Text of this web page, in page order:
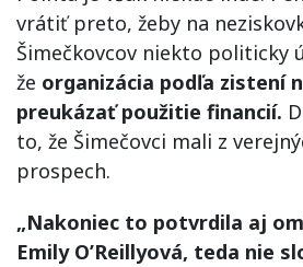
vrátiť preto, žeby na
Šimečkovcov niekto politicky
že organizácia podľa zistení
preukázať použitie financií.
to, že Šimečovci mali z
prospech.
„Nakoniec to potvrdila aj
Emily O’Reillyová, teda nie